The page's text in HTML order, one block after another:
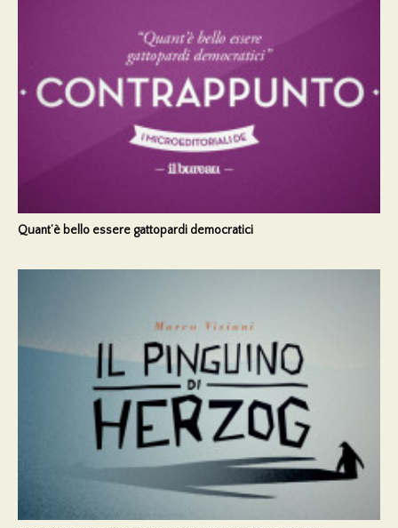
Quant’è bello essere gattopardi democratici